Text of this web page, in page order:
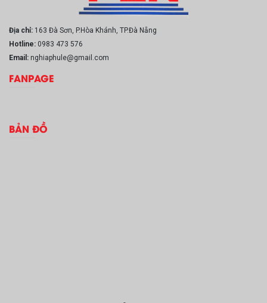
Địa chỉ: 163 Đà Sơn, P.Hòa Khánh, TP.Đà Nẵng
Hotline: 0983 473 576
Email: nghiaphule@gmail.com
FANPAGE
BẢN ĐỒ